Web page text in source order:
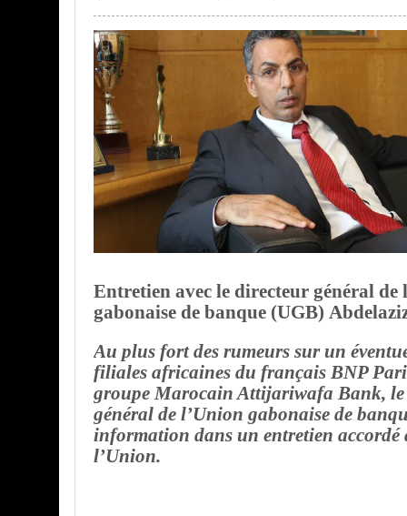
Entretien avec le directeur général de
gabonaise de banque (UGB)
Au plus fort des rumeurs sur un
filiales africaines du français BNP
groupe Marocain Attijariwafa Bank,
général de l’Union gabonaise de
information dans un entretien accordé
l’Union.